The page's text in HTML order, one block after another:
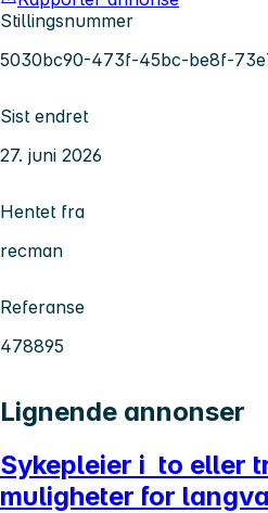
Stillingsnummer
5030bc90-473f-45bc-be8f-
Sist endret
27. juni 2026
Hentet fra
recman
Referanse
478895
Lignende annonser
Sykepleier i to eller
muligheter for